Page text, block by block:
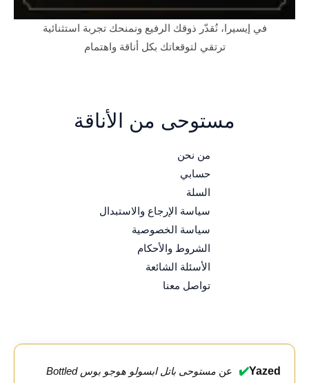
في إيسيرا، نُقدّر ذوقك الرفيع ونمنحك تجربة استثنائية
ترتقي لتوقعاتك بكل أناقة واهتمام
مستوحى من الأناقة
من نحن
حسابي
السلة
سياسة الإرجاع والاستبدال
سياسة الخصوصية
الشروط والأحكام
الأسئلة الشائعة
تواصل معنا
Yazed
✔️ عن
مستوحى باتل ابسولو هوجو بوس Bottled